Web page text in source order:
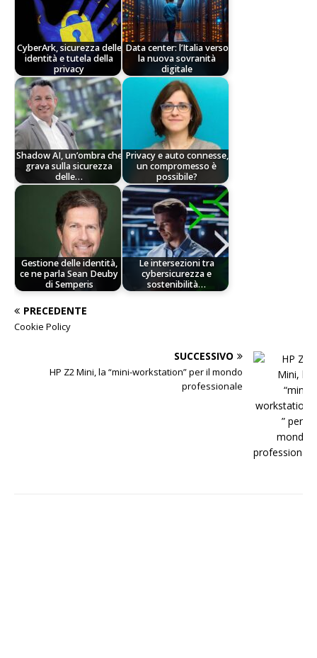
CyberArk, sicurezza delle
identità e tutela della
privacy
Data center: l’Italia verso
la nuova sovranità
digitale
Shadow AI, un’ombra che
grava sulla sicurezza
delle…
Privacy e auto connesse,
un compromesso è
possibile?
Gestione delle identità,
ce ne parla Sean Deuby
di Semperis
Le intersezioni tra
cybersicurezza e
sostenibilità…
PRECEDENTE
Cookie Policy
SUCCESSIVO
HP Z2 Mini, la “mini-workstation” per il mondo
professionale